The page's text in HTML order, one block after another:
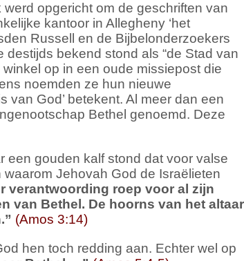
opgericht om de geschriften van
kantoor in Allegheny ‘het
Russell en de Bijbelonderzoekers
bekend stond als “de Stad van
op in een oude missiepost die
noemden ze hun nieuwe
van God’ betekent. Al meer dan een
Bethel genoemd. Deze
een gouden kalf stond dat voor valse
Jehovah God de Israëlieten
verantwoording roep voor al zijn
van Bethel. De hoorns van het altaar
” (Amos 3:14)
hen toch redding aan. Echter wel op